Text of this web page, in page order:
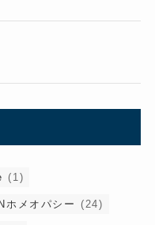
(1)
ホメオパシー (24)